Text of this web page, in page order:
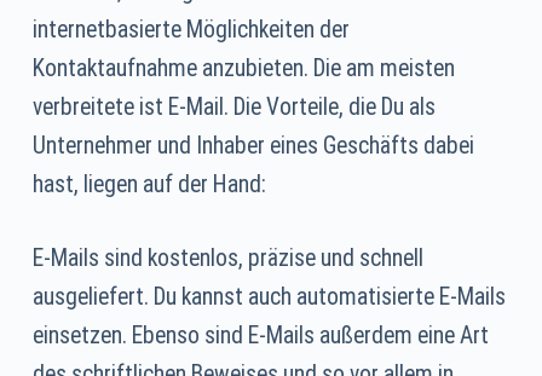
internetbasierte Möglichkeiten der
Kontaktaufnahme anzubieten. Die am meisten
verbreitete ist E-Mail. Die Vorteile, die Du als
Unternehmer und Inhaber eines Geschäfts dabei
hast, liegen auf der Hand:
E-Mails sind kostenlos, präzise und schnell
ausgeliefert. Du kannst auch automatisierte E-Mails
einsetzen. Ebenso sind E-Mails außerdem eine Art